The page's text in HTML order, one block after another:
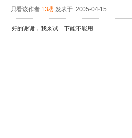
只看该作者 13楼 发表于: 2005-04-15
好的谢谢，我来试一下能不能用